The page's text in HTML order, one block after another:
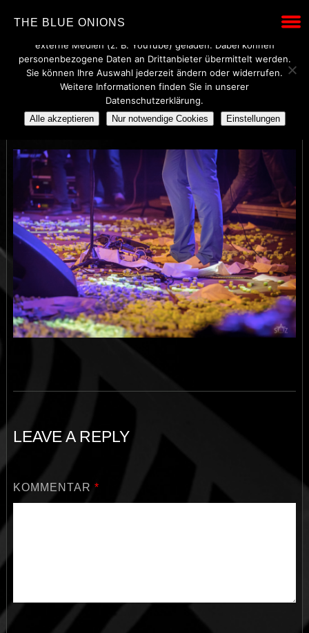
THE BLUE ONIONS
16
LEAVE A REPLY
KOMMENTAR *
Wir verwenden technisch notwendige Cookies, um den Betrieb
dieser Website sicherzustellen. Mit Ihrer Einwilligung werden
externe Medien (z. B. YouTube) geladen. Dabei können
personenbezogene Daten an Drittanbieter übermittelt werden.
Sie können Ihre Auswahl jederzeit ändern oder widerrufen.
Weitere Informationen finden Sie in unserer
Datenschutzerklärung.
Alle akzeptieren Nur notwendige Cookies Einstellungen